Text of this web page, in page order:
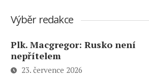
Výběr redakce
Plk. Macgregor: Rusko není
nepřítelem
23. července 2026